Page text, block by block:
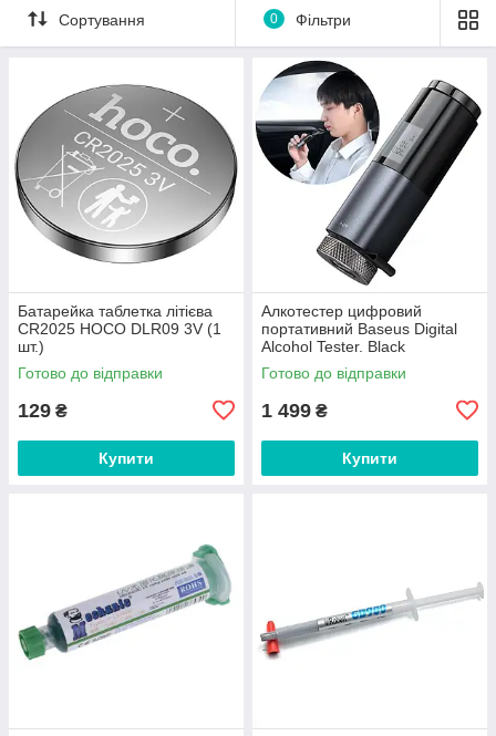
Сортування 0 Фільтри
Батарейка таблетка літієва
CR2025 HOCO DLR09 3V (1
шт.)
Готово до відправки
129 ₴
Купити
Алкотестер цифровий
портативний Baseus Digital
Alcohol Tester. Black
Готово до відправки
1 499 ₴
Купити